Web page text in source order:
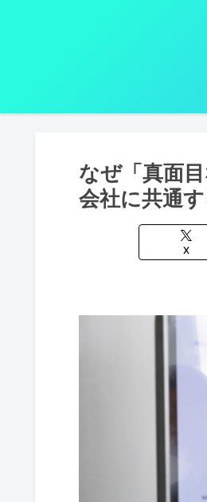
なぜ「真面
会社に共通
X